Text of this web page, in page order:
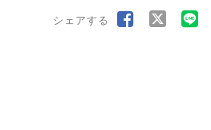
シェアする